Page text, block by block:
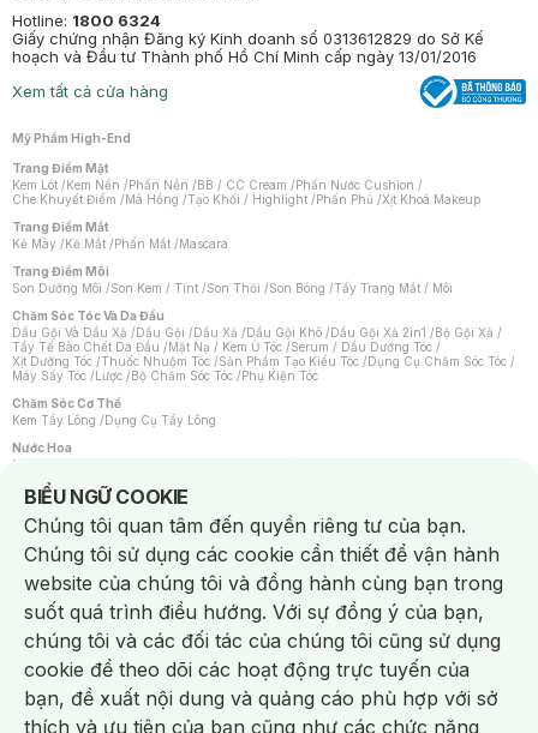
Hotline: 1800 6324
Giấy chứng nhận Đăng ký Kinh doanh số 0313612829 do Sở Kế
hoạch và Đầu tư Thành phố Hồ Chí Minh cấp ngày 13/01/2016
Xem tất cả cửa hàng
Mỹ Phẩm High-End
Trang Điểm Mặt
Kem Lót /Kem Nền /Phấn Nền /BB / CC Cream /Phấn Nước Cushion /
Che Khuyết Điểm /Má Hồng /Tạo Khối / Highlight /Phấn Phủ /Xịt Khoá Makeup
Trang Điểm Mắt
Kẻ Mày /Kẻ Mắt /Phấn Mắt /Mascara
Trang Điểm Môi
Son Dưỡng Môi /Son Kem / Tint /Son Thỏi /Son Bóng /Tẩy Trang Mắt / Môi
Chăm Sóc Tóc Và Da Đầu
Dầu Gội Và Dầu Xả /Dầu Gội /Dầu Xả /Dầu Gội Khô /Dầu Gội Xả 2in1 /Bộ Gội Xả /
Tẩy Tế Bào Chết Da Đầu /Mặt Nạ / Kem Ủ Tóc /Serum / Dầu Dưỡng Tóc /
Xịt Dưỡng Tóc /Thuốc Nhuộm Tóc /Sản Phẩm Tạo Kiểu Tóc /Dụng Cụ Chăm Sóc Tóc /
Máy Sấy Tóc /Lược /Bộ Chăm Sóc Tóc /Phụ Kiện Tóc
Chăm Sóc Cơ Thể
Kem Tẩy Lông /Dụng Cụ Tẩy Lông
Nước Hoa
Nước Hoa Nữ
Chăm Sóc Cá Nhân
Chống Muỗi /Khẩu Trang /Máy Massage/Mặt Nạ Xông Hơi /Nước Rửa Tay/
Sản Phẩm Chăm Sóc Khác /Bàn Chải Đánh Răng /Bàn Chải Điện/
Hỗ Trợ Trắng Răng/Kem Đánh Răng /Máy Tăm Nước/ Nước Súc Miệng/
Tăm / Chỉ Nha Khoa/ Xịt Thơm Miệng / Dung Dịch Vệ Sinh/Dưỡng Vùng Kín/
Khăn Ướt Vệ Sinh Vùng Kín/Băng Vệ Sinh/Tampon/Bọt Cạo Râu /Dao Cạo Râu/
Máy Cạo Râu
Vấn Đề Về Da
Da Dầu / Lỗ Chân Lông To/ Da Khô / Mất Nước/ Da Lão Hóa/ Da Mụn/
Da Nhạy Cảm / Kích Ứng
Da Xỉn Màu Thâm / Nám / Tàn Nhang
Quầng Thâm & Bọng Mắt /Sẹo /Viêm Da Cơ Địa
Dụng Cụ / Phụ Kiện Chăm Sóc Da
Bông Tẩy Trang
Khăn Lau Mặt Khô Dụng Cụ / Máy Rửa Mặt Máy Chăm Sóc Da
Dụng Cụ Chăm Sóc Khác
BIỂU NGỮ COOKIE
Notice about cookies usage
Chúng tôi quan tâm đến quyền riêng tư của bạn.
Chúng tôi sử dụng các cookie cần thiết để vận hành
website của chúng tôi và đồng hành cùng bạn trong
suốt quá trình điều hướng. Với sự đồng ý của bạn,
chúng tôi và các đối tác của chúng tôi cũng sử dụng
cookie để theo dõi các hoạt động trực tuyến của
bạn, đề xuất nội dung và quảng cáo phù hợp với sở
thích và ưu tiên của bạn cũng như các chức năng